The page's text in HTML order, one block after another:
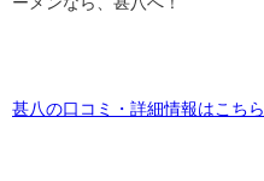
甚八の口コミ・詳細情報はこちら